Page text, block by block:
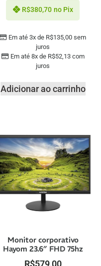
Em até 3x de R$135,00 sem
juros
Em até 8x de R$52,13com
juros
R$380,70 no Pix
Adicionar ao carrinho
Monitor corporativo
Hayom 23.6″ FHD 75hz